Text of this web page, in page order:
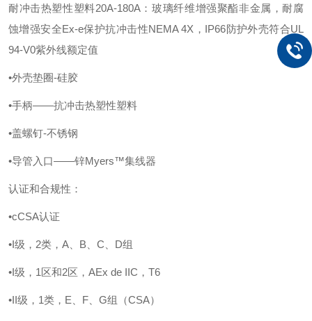
耐冲击热塑性塑料20A-180A：玻璃纤维增强聚酯非金属，耐腐
蚀增强安全Ex-e保护抗冲击性NEMA 4X，IP66防护外壳符合UL
94-V0紫外线额定值
•外壳垫圈-硅胶
•手柄——抗冲击热塑性塑料
•盖螺钉-不锈钢
•导管入口——锌Myers™集线器
认证和合规性：
•cCSA认证
•I级，2类，A、B、C、D组
•I级，1区和2区，AEx de IIC，T6
•II级，1类，E、F、G组（CSA）